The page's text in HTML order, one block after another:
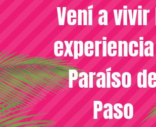
Vení a vivir
Paraíso
Paso